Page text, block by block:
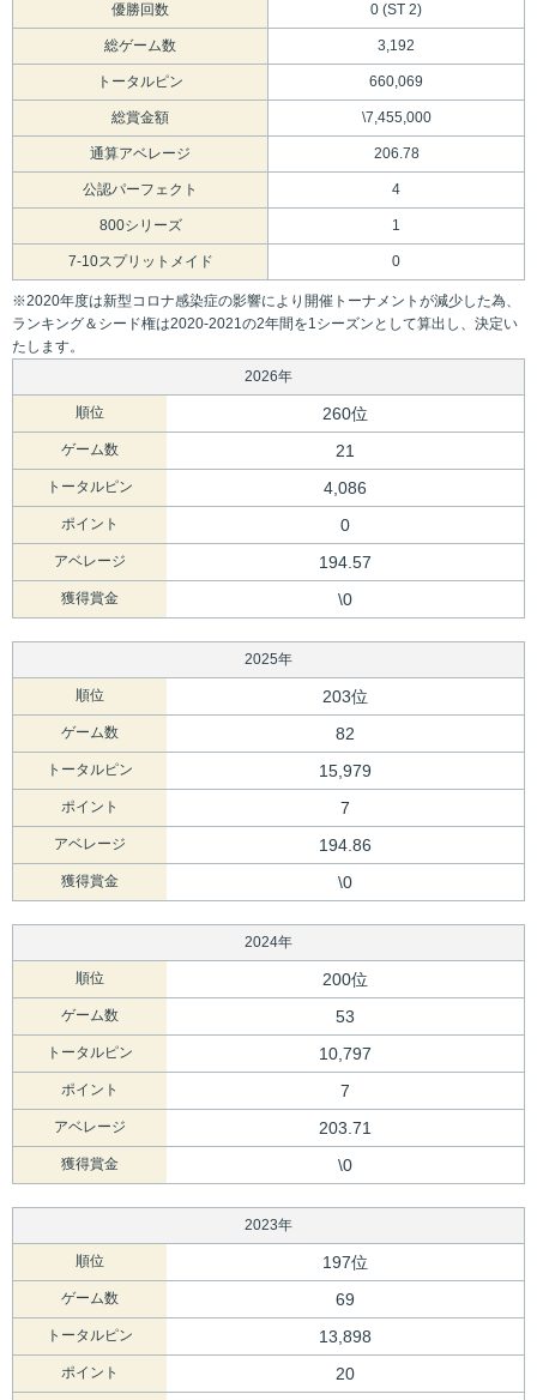
優勝回数 0 (ST 2)
総ゲーム数 3,192
トータルピン 660,069
総賞金額 \7,455,000
通算アベレージ 206.78
公認パーフェクト 4
800シリーズ 1
7-10スプリットメイド 0
※2020年度は新型コロナ感染症の影響により開催トーナメントが減少した為、
ランキング＆シード権は2020-2021の2年間を1シーズンとして算出し、決定い
たします。
2026年
順位 260位
ゲーム数 21
トータルピン 4,086
ポイント 0
アベレージ 194.57
獲得賞金 \0
2025年
順位 203位
ゲーム数 82
トータルピン 15,979
ポイント 7
アベレージ 194.86
獲得賞金 \0
2024年
順位 200位
ゲーム数 53
トータルピン 10,797
ポイント 7
アベレージ 203.71
獲得賞金 \0
2023年
順位 197位
ゲーム数 69
トータルピン 13,898
ポイント 20